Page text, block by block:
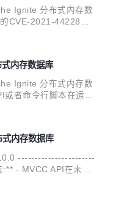
本中会被删除。 Ignit
Ignite 分布式内存数
CVE-2021-44228、C
安装器的功能。
内存数据库
Ignite 分布式内存数
者命令行脚本在运行
元数据存储，用于快照
法； 新增关联并置副
系统视图； 新增基线
索引内存页面数的
内存数据库
-----------------------
- MVCC API在未来
Data迁移至ignite-e